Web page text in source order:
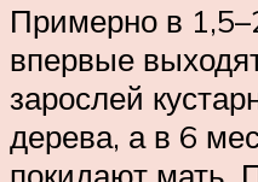
Примерно в
впервые
зарослей
дерева, а в 6